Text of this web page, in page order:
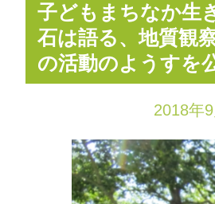
子どもまちなか生
石は語る、地質観
の活動のようすを
2018年